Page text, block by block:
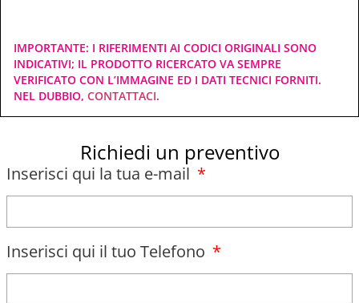
IMPORTANTE: I RIFERIMENTI AI CODICI ORIGINALI SONO
INDICATIVI; IL PRODOTTO RICERCATO VA SEMPRE
VERIFICATO CON L’IMMAGINE ED I DATI TECNICI FORNITI.
NEL DUBBIO, CONTATTACI.
Richiedi un preventivo
Inserisci qui la tua e-mail
Inserisci qui il tuo Telefono